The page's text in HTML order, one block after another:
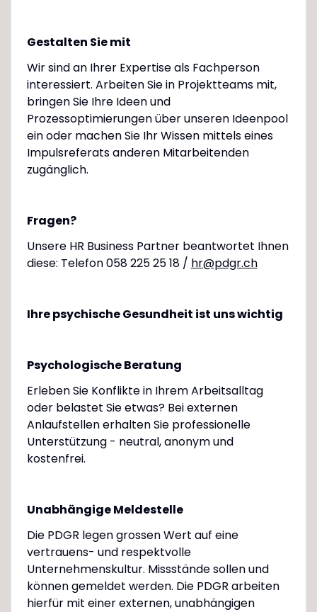
Gestalten Sie mit
Wir sind an Ihrer Expertise als Fachperson
interessiert. Arbeiten Sie in Projektteams mit,
bringen Sie Ihre Ideen und
Prozessoptimierungen über unseren Ideenpool
ein oder machen Sie Ihr Wissen mittels eines
Impulsreferats anderen Mitarbeitenden
zugänglich.
Fragen?
Unsere HR Business Partner beantwortet Ihnen
diese: Telefon 058 225 25 18 / hr@pdgr.ch
Ihre psychische Gesundheit ist uns wichtig
Psychologische Beratung
Erleben Sie Konflikte in Ihrem Arbeitsalltag
oder belastet Sie etwas? Bei externen
Anlaufstellen erhalten Sie professionelle
Unterstützung - neutral, anonym und
kostenfrei.
Unabhängige Meldestelle
Die PDGR legen grossen Wert auf eine
vertrauens- und respektvolle
Unternehmenskultur. Missstände sollen und
können gemeldet werden. Die PDGR arbeiten
hierfür mit einer externen, unabhängigen